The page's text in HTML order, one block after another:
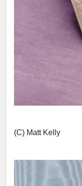
(C) Matt Kelly